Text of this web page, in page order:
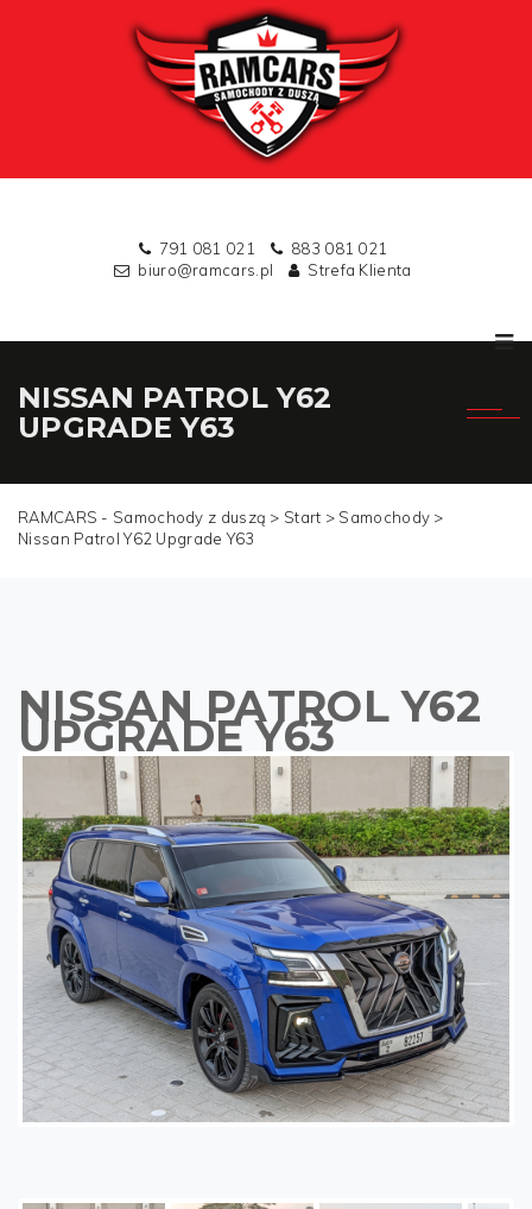
791 081 021
883 081 021
biuro@ramcars.pl
Strefa Klienta
NISSAN PATROL Y62
UPGRADE Y63
RAMCARS - Samochody z duszą > Start > Samochody >
Nissan Patrol Y62 Upgrade Y63
NISSAN PATROL Y62
UPGRADE Y63